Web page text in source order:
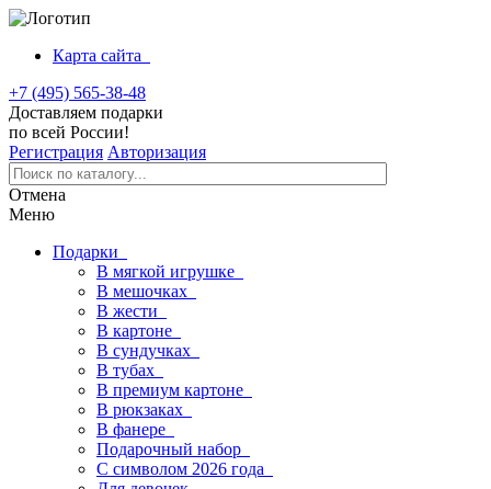
Карта сайта
+7 (495) 565-38-48
Доставляем подарки
по всей России!
Регистрация Авторизация
Отмена
Меню
Подарки
В мягкой игрушке
В мешочках
В жести
В картоне
В сундучках
В тубах
В премиум картоне
В рюкзаках
В фанере
Подарочный набор
С символом 2026 года